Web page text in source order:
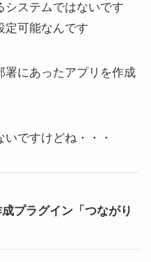
システムではないです
定可能なんです
署にあったアプリを作成
ですけどね・・・
プラグイン「つながり